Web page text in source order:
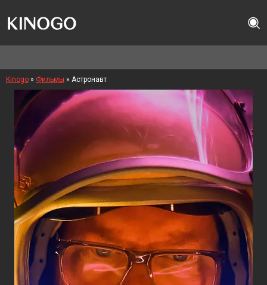
Kinogo » Фильмы » Астронавт